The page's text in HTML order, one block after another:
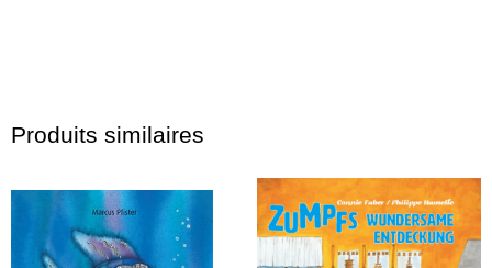
Produits similaires